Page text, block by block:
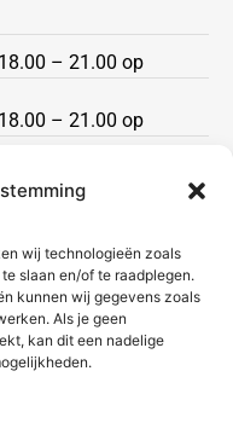
wij technologieën zoals
slaan en/of te raadplegen.
kunnen wij gegevens zoals
Als je geen
kan dit een nadelige
– 21.00 op
– 21.00 op
– 21.00 op